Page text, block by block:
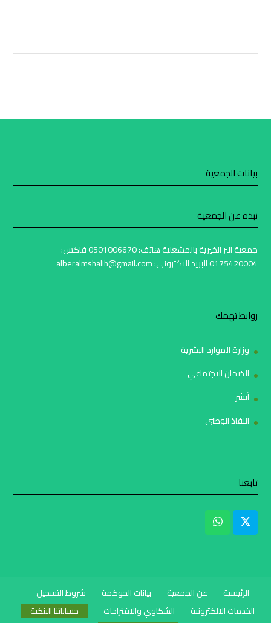
بيانات الجمعية
نبذه عن الجمعية
جمعية البر الخيرية بالمشعلية هاتف: 0501006670 فاكس:
0175420004 البريد الاكتروني: alberalmshalih@gmail.com
روابط تهمك
وزارة الموارد البشرية
الضمان الاجتماعي
أبشر
النفاذ الوطني
تابعنا
الرئيسية عن الجمعية بيانات الحوكمة
شروط التسجيل
الخدمات الالكترونية
الشكاوي والاقتراحات
حساباتنا البنكية